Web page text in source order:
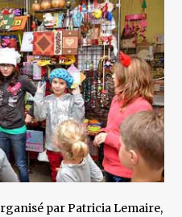
par Patricia Lemaire,